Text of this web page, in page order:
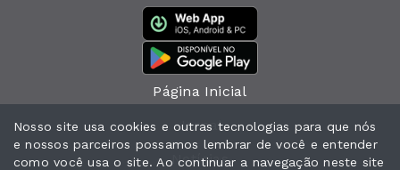
Página Inicial
Jornal
Notícias
Nosso site usa cookies e outras tecnologias para que nós
e nossos parceiros possamos lembrar de você e entender
como você usa o site. Ao continuar a navegação neste site